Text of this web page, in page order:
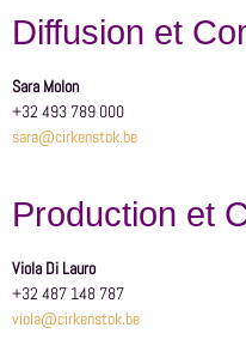
Diffusion et
Sara Molon
+32 493 789 000
sara@cirkenstok.be
Production et
Viola Di Lauro
+32 487 148 787
viola@cirkenstok.be